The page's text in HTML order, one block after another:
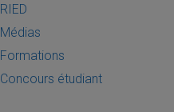
RIED
Médias
Formations
Concours étudiant